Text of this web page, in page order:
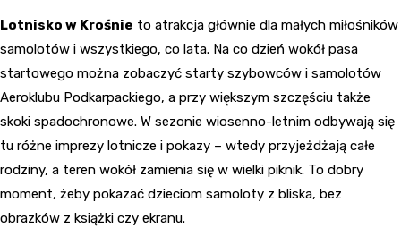
Lotnisko w Krośnie to atrakcja głównie dla małych miłośników
samolotów i wszystkiego, co lata. Na co dzień wokół pasa
startowego można zobaczyć starty szybowców i samolotów
Aeroklubu Podkarpackiego, a przy większym szczęściu także
skoki spadochronowe. W sezonie wiosenno-letnim odbywają się
tu różne imprezy lotnicze i pokazy – wtedy przyjeżdżają całe
rodziny, a teren wokół zamienia się w wielki piknik. To dobry
moment, żeby pokazać dzieciom samoloty z bliska, bez
obrazków z książki czy ekranu.